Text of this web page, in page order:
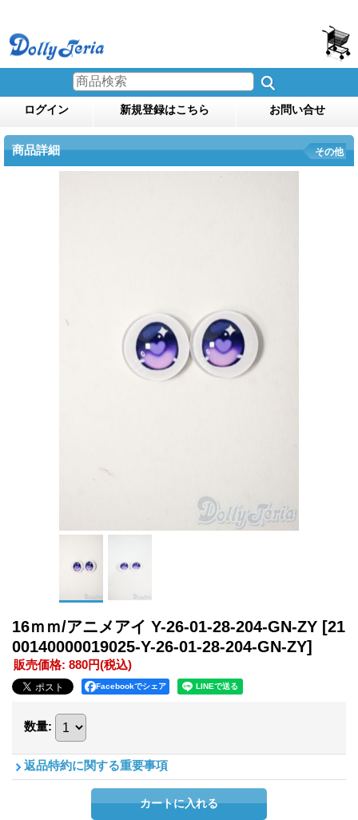
ログイン 新規登録はこちら お問い合せ
商品詳細 その他
16ｍｍ/アニメアイ Y-26-01-28-204-GN-ZY [21
00140000019025-Y-26-01-28-204-GN-ZY]
販売価格: 880円(税込)
Facebookでシェア
数量:
返品特約に関する重要事項